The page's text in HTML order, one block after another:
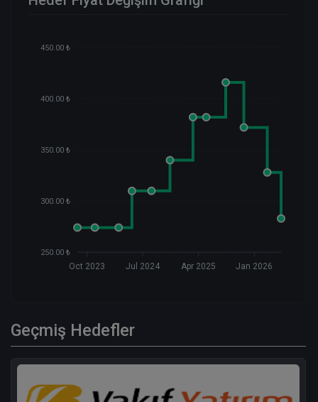
450.00 ₺
400.00 ₺
350.00 ₺
300.00 ₺
250.00 ₺
Oct 2023 Jul 2024 Apr 2025 Jan 2026
Geçmiş Hedefler